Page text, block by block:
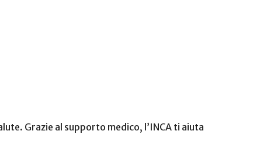
Grazie al supporto medico, l’INCA ti aiuta